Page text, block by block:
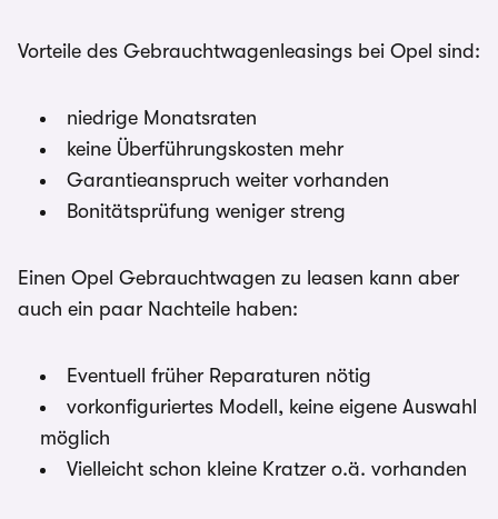
Vorteile des Gebrauchtwagenleasings bei Opel sind:
niedrige Monatsraten
keine Überführungskosten mehr
Garantieanspruch weiter vorhanden
Bonitätsprüfung weniger streng
Einen Opel Gebrauchtwagen zu leasen kann aber
auch ein paar Nachteile haben:
Eventuell früher Reparaturen nötig
vorkonfiguriertes Modell, keine eigene Auswahl
möglich
Vielleicht schon kleine Kratzer o.ä. vorhanden